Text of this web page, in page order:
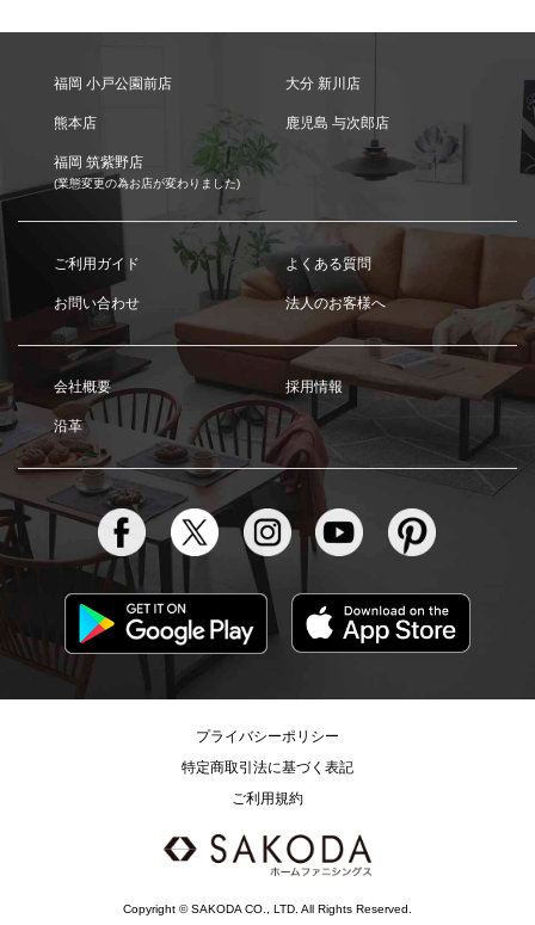
福岡 小戸公園前店 大分 新川店
熊本店 鹿児島 与次郎店
福岡 筑紫野店
(業態変更の為お店が変わりました)
ご利用ガイド よくある質問
お問い合わせ 法人のお客様へ
会社概要 採用情報
沿革
プライバシーポリシー
特定商取引法に基づく表記
ご利用規約
Copyright © SAKODA CO., LTD. All Rights Reserved.